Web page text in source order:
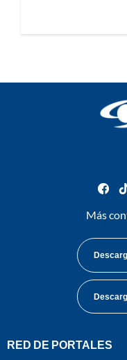
Más
RED DE PORTALES